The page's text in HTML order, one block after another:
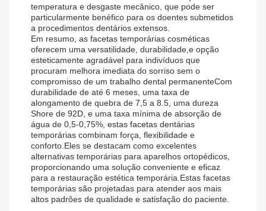
temperatura e desgaste mecânico, que pode ser
particularmente benéfico para os doentes submetidos
a procedimentos dentários extensos.
Em resumo, as facetas temporárias cosméticas
oferecem uma versatilidade, durabilidade,e opção
esteticamente agradável para indivíduos que
procuram melhora imediata do sorriso sem o
compromisso de um trabalho dental permanenteCom
durabilidade de até 6 meses, uma taxa de
alongamento de quebra de 7,5 a 8.5, uma dureza
Shore de 92D, e uma taxa mínima de absorção de
água de 0,5-0,75%, estas facetas dentárias
temporárias combinam força, flexibilidade e
conforto.Eles se destacam como excelentes
alternativas temporárias para aparelhos ortopédicos,
proporcionando uma solução conveniente e eficaz
para a restauração estética temporária.Estas facetas
temporárias são projetadas para atender aos mais
altos padrões de qualidade e satisfação do paciente.